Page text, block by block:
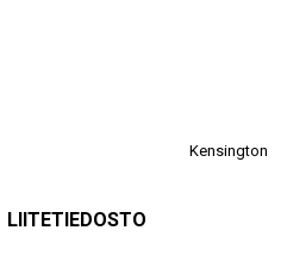
Kensington
LIITETIEDOSTO